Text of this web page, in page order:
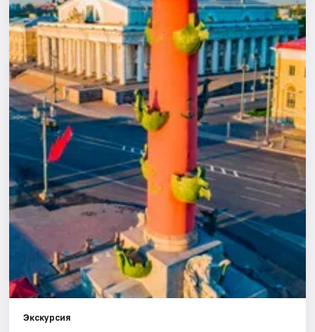
События
Города
Площадки
Артисты
Рейтинги
Экскурсия